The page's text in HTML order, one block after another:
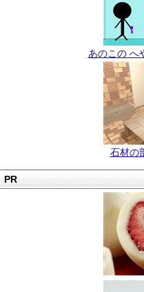
あのこの へ
石材の
PR